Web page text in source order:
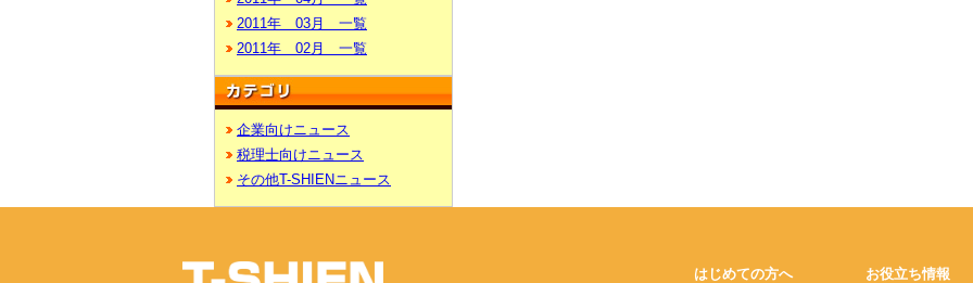
2011年 03月 一覧
2011年 02月 一覧
企業向けニュース
税理士向けニュース
その他T-SHIENニュース
はじめての方へ
お役立ち情報